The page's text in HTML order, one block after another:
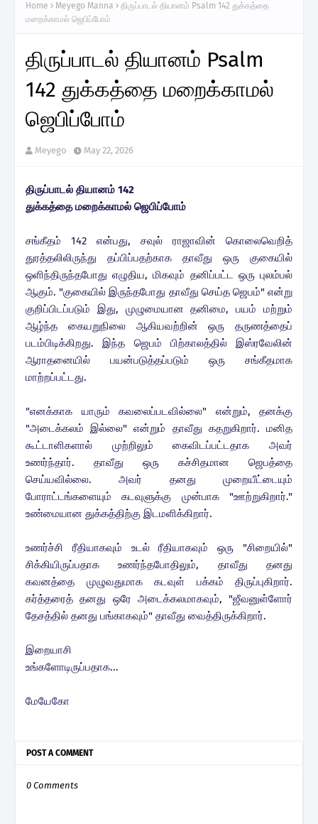
Home Meyego Manna
திருப்பாடல் தியானம் Psalm 142 துக்கத்தை
மறைக்காமல் ஜெபிப்போம்
திருப்பாடல் தியானம் Psalm
142 துக்கத்தை மறைக்காமல்
ஜெபிப்போம்
Meyego May 22, 2026
திருப்பாடல் தியானம் 142
துக்கத்தை மறைக்காமல் ஜெபிப்போம்
சங்கீதம் 142 என்பது, சவுல் ராஜாவின் கொலைவெறித்
துரத்தலிலிருந்து தப்பிப்பதற்காக தாவீது ஒரு குகையில்
ஒளிந்திருந்தபோது எழுதிய, மிகவும் தனிப்பட்ட ஒரு புலம்பல்
ஆகும். "குகையில் இருந்தபோது தாவீது செய்த ஜெபம்" என்று
குறிப்பிடப்படும் இது, முழுமையான தனிமை, பயம் மற்றும்
ஆழ்ந்த கையறுநிலை ஆகியவற்றின் ஒரு தருணத்தைப்
படம்பிடிக்கிறது. இந்த ஜெபம் பிற்காலத்தில் இஸ்ரவேலின்
ஆராதனையில் பயன்படுத்தப்படும் ஒரு சங்கீதமாக
மாற்றப்பட்டது.
"எனக்காக யாரும் கவலைப்படவில்லை" என்றும், தனக்கு
"அடைக்கலம் இல்லை" என்றும் தாவீது கதறுகிறார். மனித
கூட்டாளிகளால் முற்றிலும் கைவிடப்பட்டதாக அவர்
உணர்ந்தார். தாவீது ஒரு கச்சிதமான ஜெபத்தை
செய்யவில்லை. அவர் தனது முறையீட்டையும்
போராட்டங்களையும் கடவுளுக்கு முன்பாக "ஊற்றுகிறார்."
உண்மையான துக்கத்திற்கு இடமளிக்கிறார்.
உணர்ச்சி ரீதியாகவும் உடல் ரீதியாகவும் ஒரு "சிறையில்"
சிக்கியிருப்பதாக உணர்ந்தபோதிலும், தாவீது தனது
கவனத்தை முழுவதுமாக கடவுள் பக்கம் திருப்புகிறார்.
கர்த்தரைத் தனது ஒரே அடைக்கலமாகவும், "ஜீவனுள்ளோர்
தேசத்தில் தனது பங்காகவும்" தாவீது வைத்திருக்கிறார்.
இறையாசி
உங்களோடிருப்பதாக...
மேயேகோ
POST A COMMENT
0 Comments